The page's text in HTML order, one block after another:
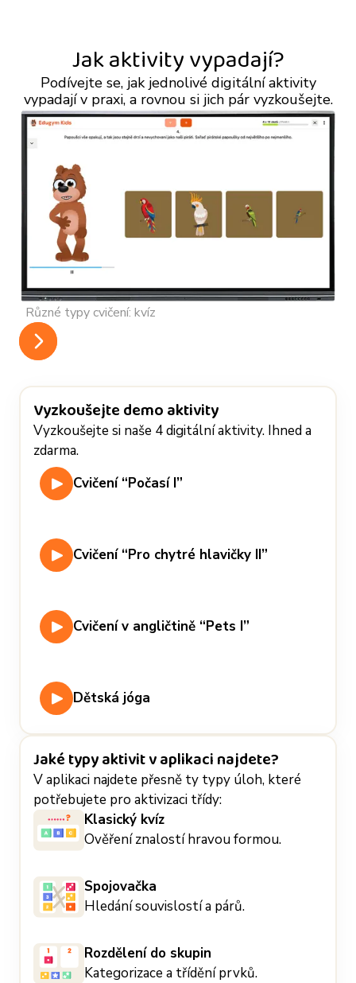
Jak aktivity vypadají?
Podívejte se, jak jednolivé digitální aktivity
vypadají v praxi, a rovnou si jich pár vyzkoušejte.
Různé typy cvičení: kvíz
Vyzkoušejte demo aktivity
Vyzkoušejte si naše 4 digitální aktivity. Ihned a
zdarma.
Cvičení “Počasí I”
Cvičení “Pro chytré hlavičky II”
Cvičení v angličtině “Pets I”
Dětská jóga
Jaké typy aktivit v aplikaci najdete?
V aplikaci najdete přesně ty typy úloh, které
potřebujete pro aktivizaci třídy:
Klasický kvíz
Ověření znalostí hravou formou.
Spojovačka
Hledání souvislostí a párů.
Rozdělení do skupin
Kategorizace a třídění prvků.